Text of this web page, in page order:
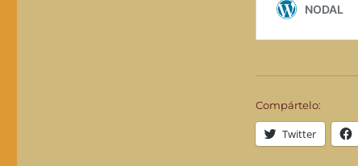
Compártelo:
Twitter